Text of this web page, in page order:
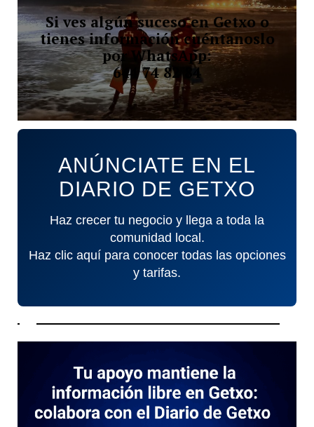
Si ves algún suceso en Getxo o
tienes información cuéntanoslo
por WhatsApp:
644 74 82 84
ANÚNCIATE EN EL
DIARIO DE GETXO
Haz crecer tu negocio y llega a toda la
comunidad local.
Haz clic aquí para conocer todas las opciones
y tarifas.